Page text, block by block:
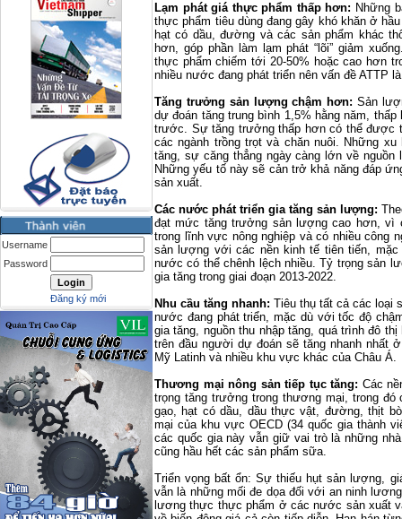
Username
Password
Đăng ký mới
Lạm phát giá thực phẩm thấp hơn: Những
thực phẩm tiêu dùng đang gây khó khăn ở
hạt có dầu, đường và các sản phẩm khác
hơn, góp phần làm lạm phát “lõi” giảm
thực phẩm chiếm tới 20-50% hoặc cao hơn
nhiều nước đang phát triển nên vấn đề ATTP
Tăng trưởng sản lượng chậm hơn: Sản
dự đoán tăng trung bình 1,5% hằng năm,
trước. Sự tăng trưởng thấp hơn có thể được
các ngành trồng trọt và chăn nuôi. Những
tăng, sự căng thẳng ngày càng lớn về
Những yếu tố này sẽ cản trở khả năng đáp
sản xuất.
Các nước phát triển gia tăng sản lượng:
đạt mức tăng trưởng sản lượng cao hơn, vì
trong lĩnh vực nông nghiệp và có nhiều công
sản lượng với các nền kinh tế tiên tiến,
nước có thể chênh lệch nhiều. Tỷ trọng sản
gia tăng trong giai đoạn 2013-2022.
Nhu cầu tăng nhanh: Tiêu thụ tất cả các loại
nước đang phát triển, mặc dù với tốc độ
gia tăng, nguồn thu nhập tăng, quá trình đô
trên đầu người dự đoán sẽ tăng nhanh nhất
Mỹ Latinh và nhiều khu vực khác của Châu Á.
Thương mại nông sản tiếp tục tăng: Các
trọng tăng trưởng trong thương mại, trong đó
gạo, hạt có dầu, dầu thực vật, đường, thịt
mại của khu vực OECD (34 quốc gia thành
các quốc gia này vẫn giữ vai trò là những
cũng hầu hết các sản phẩm sữa.
Triển vọng bất ổn: Sự thiếu hụt sản lượng,
vẫn là những mối đe dọa đối với an ninh
lương thực thực phẩm ở các nước sản xuất